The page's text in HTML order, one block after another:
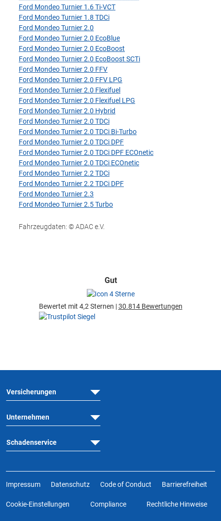
Ford Mondeo Turnier 1.6 Ti-VCT
Ford Mondeo Turnier 1.8 TDCi
Ford Mondeo Turnier 2.0
Ford Mondeo Turnier 2.0 EcoBlue
Ford Mondeo Turnier 2.0 EcoBoost
Ford Mondeo Turnier 2.0 EcoBoost SCTi
Ford Mondeo Turnier 2.0 FFV
Ford Mondeo Turnier 2.0 FFV LPG
Ford Mondeo Turnier 2.0 Flexifuel
Ford Mondeo Turnier 2.0 Flexifuel LPG
Ford Mondeo Turnier 2.0 Hybrid
Ford Mondeo Turnier 2.0 TDCi
Ford Mondeo Turnier 2.0 TDCi Bi-Turbo
Ford Mondeo Turnier 2.0 TDCi DPF
Ford Mondeo Turnier 2.0 TDCi DPF ECOnetic
Ford Mondeo Turnier 2.0 TDCi ECOnetic
Ford Mondeo Turnier 2.2 TDCi
Ford Mondeo Turnier 2.2 TDCi DPF
Ford Mondeo Turnier 2.3
Ford Mondeo Turnier 2.5 Turbo
Fahrzeugdaten: © ADAC e.V.
Gut
Bewertet mit 4,2 Sternen |30.814 Bewertungen
Versicherungen
Unternehmen
Schadenservice
Impressum Datenschutz Code of Conduct Barrierefreiheit
Cookie-Einstellungen Compliance Rechtliche Hinweise